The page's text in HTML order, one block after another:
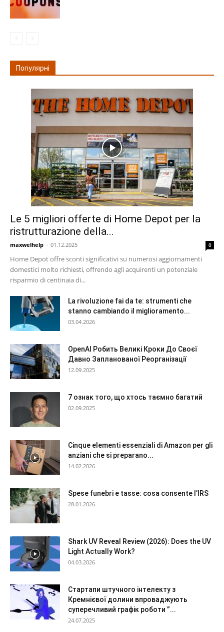
Популярні
Le 5 migliori offerte di Home Depot per la
ristrutturazione della...
maxwelhelp - 01.12.2025 0
Home Depot offre sconti significativi su numerosi aggiornamenti
domestici molto richiesti, offrendo agli acquirenti un potenziale
risparmio di centinaia di...
La rivoluzione fai da te: strumenti che
stanno cambiando il miglioramento...
03.04.2026
OpenAI Робить Великі Кроки До Своєї
Давно Запланованої Реорганізації
12.09.2025
7 ознак того, що хтось таємно багатий
02.09.2025
Cinque elementi essenziali di Amazon per gli
anziani che si preparano...
14.02.2026
Spese funebri e tasse: cosa consente l’IRS
28.01.2026
Shark UV Reveal Review (2026): Does the UV
Light Actually Work?
04.03.2026
Стартапи штучного інтелекту з
Кремнієвої долини впроваджують
суперечливий графік роботи ”...
24.07.2025